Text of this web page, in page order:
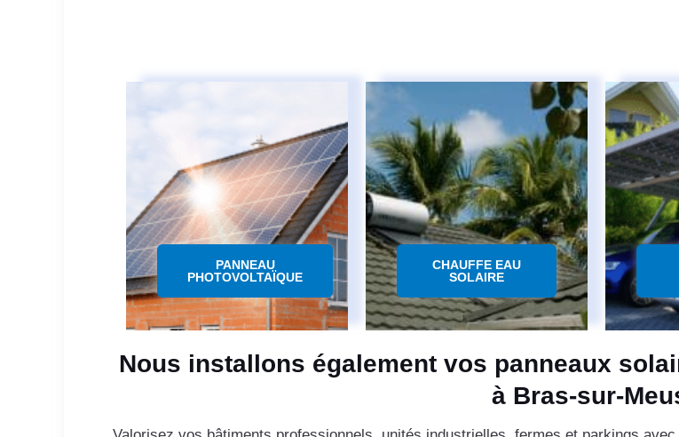
PANNEAU
PHOTOVOLTAÏQUE
CHAUFFE EAU
SOLAIRE
Nous installons également vos panneaux
à Bras-sur-